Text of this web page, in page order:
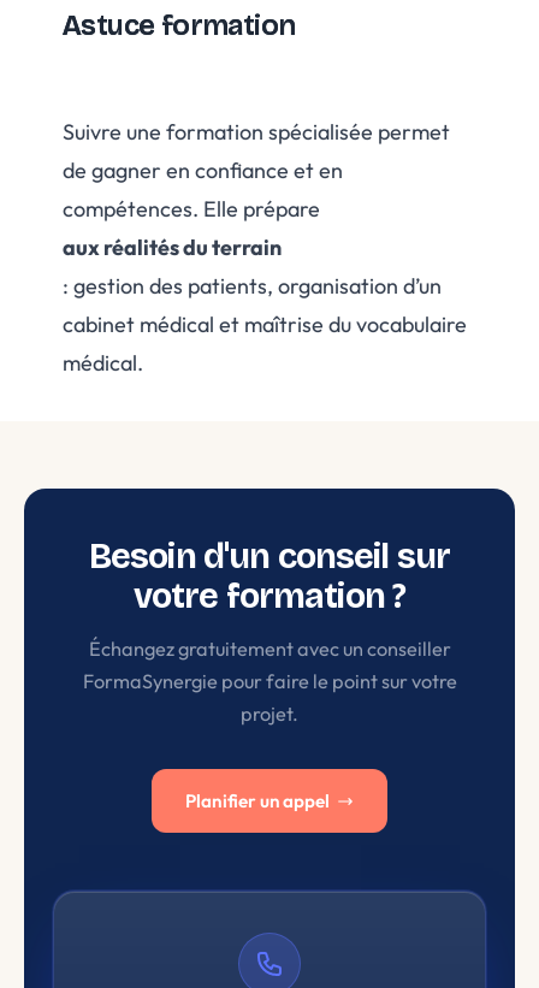
Astuce formation
Suivre une formation spécialisée permet
de gagner en confiance et en
compétences. Elle prépare
aux réalités du terrain
: gestion des patients, organisation d’un
cabinet médical et maîtrise du vocabulaire
médical.
Besoin d'un conseil sur
votre formation ?
Échangez gratuitement avec un conseiller
FormaSynergie pour faire le point sur votre
projet.
Planifier un appel